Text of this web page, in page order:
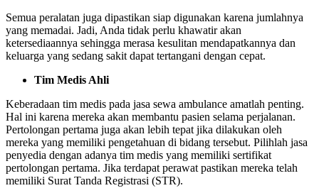
Semua peralatan juga dipastikan siap digunakan karena jumlahnya
yang memadai. Jadi, Anda tidak perlu khawatir akan
ketersediaannya sehingga merasa kesulitan mendapatkannya dan
keluarga yang sedang sakit dapat tertangani dengan cepat.
Tim Medis Ahli
Keberadaan tim medis pada jasa sewa ambulance amatlah penting.
Hal ini karena mereka akan membantu pasien selama perjalanan.
Pertolongan pertama juga akan lebih tepat jika dilakukan oleh
mereka yang memiliki pengetahuan di bidang tersebut. Pilihlah jasa
penyedia dengan adanya tim medis yang memiliki sertifikat
pertolongan pertama. Jika terdapat perawat pastikan mereka telah
memiliki Surat Tanda Registrasi (STR).